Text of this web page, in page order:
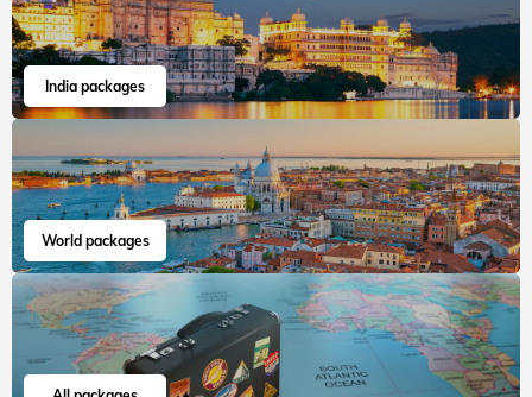
India packages
World packages